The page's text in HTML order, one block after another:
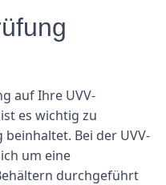
auf Ihre UVV-
es wichtig zu
Bei der UVV-
um eine
durchgeführt